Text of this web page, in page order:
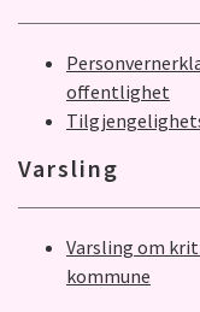
offentlighet
Varsling
Varsling om
kommune